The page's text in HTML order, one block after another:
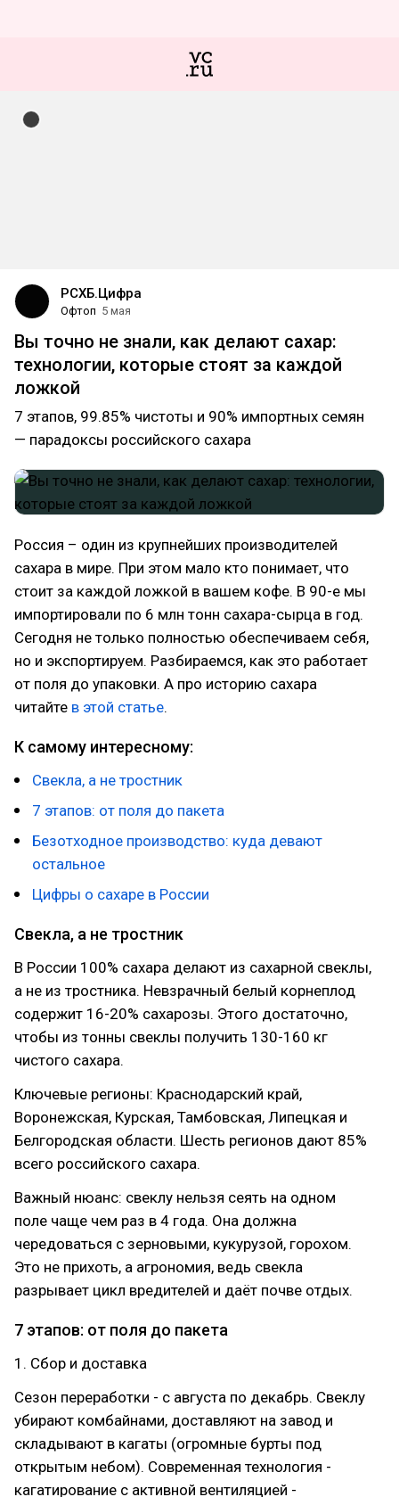
РСХБ.Цифра
Офтоп 5 мая
Вы точно не знали, как делают сахар:
технологии, которые стоят за каждой
ложкой
7 этапов, 99.85% чистоты и 90% импортных семян
— парадоксы российского сахара
Россия – один из крупнейших производителей
сахара в мире. При этом мало кто понимает, что
стоит за каждой ложкой в вашем кофе. В 90-е мы
импортировали по 6 млн тонн сахара-сырца в год.
Сегодня не только полностью обеспечиваем себя,
но и экспортируем. Разбираемся, как это работает
от поля до упаковки. А про историю сахара
читайте в этой статье.
К самому интересному:
Свекла, а не тростник
7 этапов: от поля до пакета
Безотходное производство: куда девают
остальное
Цифры о сахаре в России
Свекла, а не тростник
В России 100% сахара делают из сахарной свеклы,
а не из тростника. Невзрачный белый корнеплод
содержит 16-20% сахарозы. Этого достаточно,
чтобы из тонны свеклы получить 130-160 кг
чистого сахара.
Ключевые регионы: Краснодарский край,
Воронежская, Курская, Тамбовская, Липецкая и
Белгородская области. Шесть регионов дают 85%
всего российского сахара.
Важный нюанс: свеклу нельзя сеять на одном
поле чаще чем раз в 4 года. Она должна
чередоваться с зерновыми, кукурузой, горохом.
Это не прихоть, а агрономия, ведь свекла
разрывает цикл вредителей и даёт почве отдых.
7 этапов: от поля до пакета
1. Сбор и доставка
Сезон переработки - с августа по декабрь. Свеклу
убирают комбайнами, доставляют на завод и
складывают в кагаты (огромные бурты под
открытым небом). Современная технология -
кагатирование с активной вентиляцией -